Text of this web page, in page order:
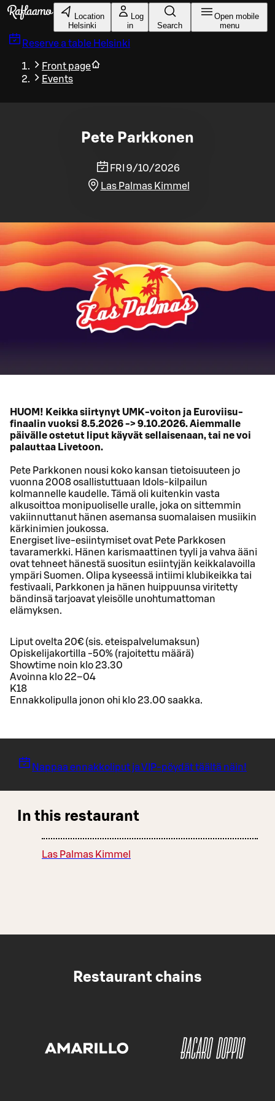
Skip to main content
Location
Helsinki
Log
in
Search
Open mobile
menu
Reserve a table Helsinki
Front page
Events
Pete Parkkonen
FRI 9/10/2026
Las Palmas Kimmel
HUOM! Keikka siirtynyt UMK-voiton ja Euroviisu-
finaalin vuoksi 8.5.2026 -> 9.10.2026. Aiemmalle
päivälle ostetut liput käyvät sellaisenaan, tai ne voi
palauttaa Livetoon.
Pete Parkkonen nousi koko kansan tietoisuuteen jo
vuonna 2008 osallistuttuaan Idols-kilpailun
kolmannelle kaudelle. Tämä oli kuitenkin vasta
alkusoittoa monipuoliselle uralle, joka on sittemmin
vakiinnuttanut hänen asemansa suomalaisen musiikin
kärkinimien joukossa.
Energiset live-esiintymiset ovat Pete Parkkosen
tavaramerkki. Hänen karismaattinen tyyli ja vahva ääni
ovat tehneet hänestä suositun esiintyjän keikkalavoilla
ympäri Suomen. Olipa kyseessä intiimi klubikeikka tai
festivaali, Parkkonen ja hänen huippuunsa viritetty
bändinsä tarjoavat yleisölle unohtumattoman
elämyksen.
Liput ovelta 20€ (sis. eteispalvelumaksun)
Opiskelijakortilla -50% (rajoitettu määrä)
Showtime noin klo 23.30
Avoinna klo 22–04
K18
Ennakkolipulla jonon ohi klo 23.00 saakka.
Nappaa ennakkoliput ja VIP-pöydät täältä näin!
In this restaurant
Las Palmas Kimmel
Restaurant chains